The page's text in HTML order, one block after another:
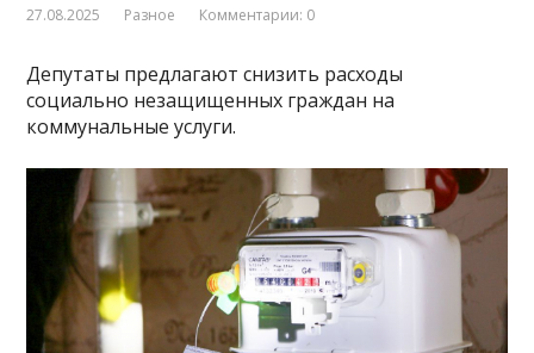
27.08.2025 Разное Комментарии: 0
Депутаты предлагают снизить расходы
социально незащищенных граждан на
коммунальные услуги.